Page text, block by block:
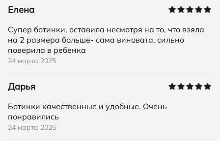
Елена
Супер ботинки, оставила несмотря на то, что взяла
на 2 размера больше- сама виновата, сильно
поверила в ребенка
24 марта 2025
Дарья
Ботинки качественные и удобные. Очень
понравились
24 марта 2025